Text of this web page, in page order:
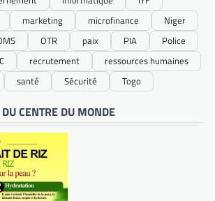
marketing microfinance
Niger
OTR paix PIA
Police
recrutement
ressources humaines
santé Sécurité Togo
CENTRE DU MONDE